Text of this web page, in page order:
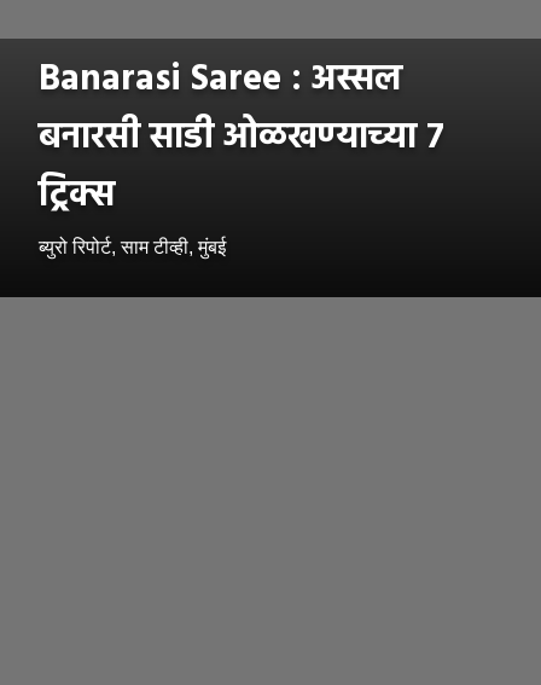
Banarasi Saree : अस्सल
बनारसी साडी ओळखण्याच्या ७
ट्रिक्स
ब्युरो रिपोर्ट, साम टीव्ही, मुंबई